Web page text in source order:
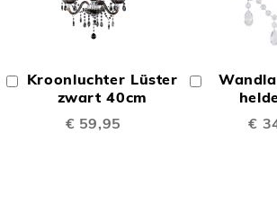
Kroonluchter Lüster
zwart 40cm
€ 59,95
In
Winkelwagen
TE
€